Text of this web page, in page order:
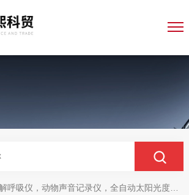
物声音记录仪，全自动太阳光度计，牛奶分析仪，牛奶体细胞测定仪，质构仪，高胶强度测定仪